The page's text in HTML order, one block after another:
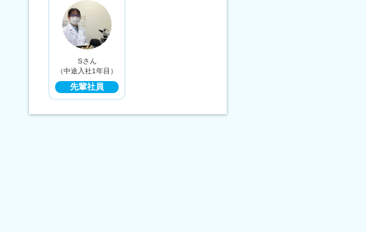
Sさん
（中途入社1年目）
先輩社員